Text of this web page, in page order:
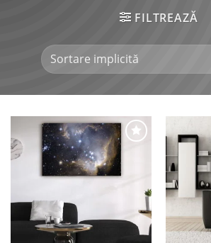
FILTREAZĂ
Adaugă
favorite